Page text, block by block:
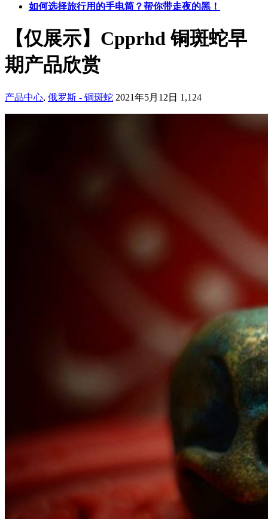
如何选择旅行用的手电筒？帮你带走夜的黑！
【仅展示】Cpprhd 铜斑蛇早
期产品欣赏
产品中心, 俄罗斯 - 铜斑蛇 2021年5月12日 1,124